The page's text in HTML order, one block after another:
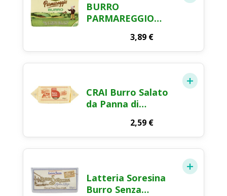
BURRO
PARMAREGGIO
3,89 €
CRAI Burro Salato
da Panna di
2,59 €
Latteria Soresina
Burro Senza